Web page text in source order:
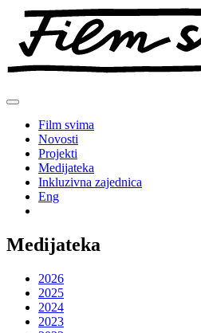
Preskoči
sadržaj
Film svima
Novosti
Projekti
Medijateka
Inkluzivna zajednica
Eng
Medijateka
2026
2025
2024
2023